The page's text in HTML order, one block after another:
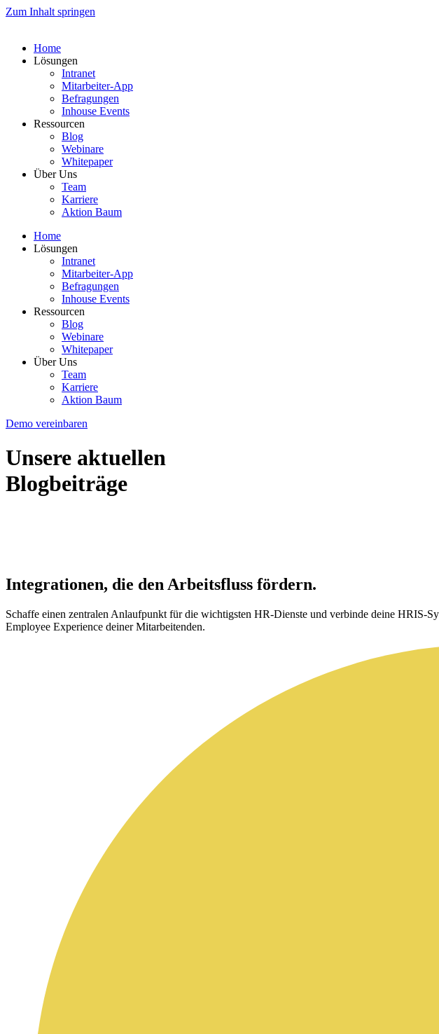
Zum Inhalt springen
Home
Lösungen
Intranet
Mitarbeiter-App
Befragungen
Inhouse Events
Ressourcen
Blog
Webinare
Whitepaper
Über Uns
Team
Karriere
Aktion Baum
Home
Lösungen
Intranet
Mitarbeiter-App
Befragungen
Inhouse Events
Ressourcen
Blog
Webinare
Whitepaper
Über Uns
Team
Karriere
Aktion Baum
Demo vereinbaren
Unsere aktuellen
Blogbeiträge
Integrationen, die den Arbeitsfluss fördern.
Schaffe einen zentralen Anlaufpunkt für die wichtigsten HR-Dienste und verbinde deine HRIS-
Employee Experience deiner Mitarbeitenden.